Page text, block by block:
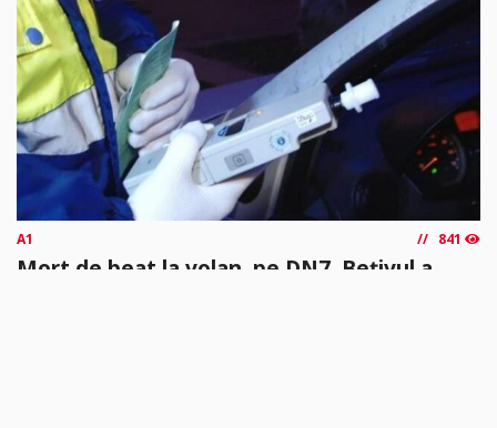
A1 841
Mort de beat la volan, pe DN7. Bețivul a